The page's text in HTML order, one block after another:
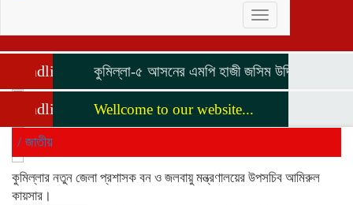
Toggle
navigation
Headline কুমিল্লা-৫ আসনের এমপি হাজী জসিম উদ্দিনকে নিয়ে
Headline Wellcome to our website...
/ জাতীয়
কুমিল্লার নতুন জেলা প্রশাসক বন ও জলবায়ু মন্ত্রণালয়ের উপসচিব আমিরুল
কায়সার।